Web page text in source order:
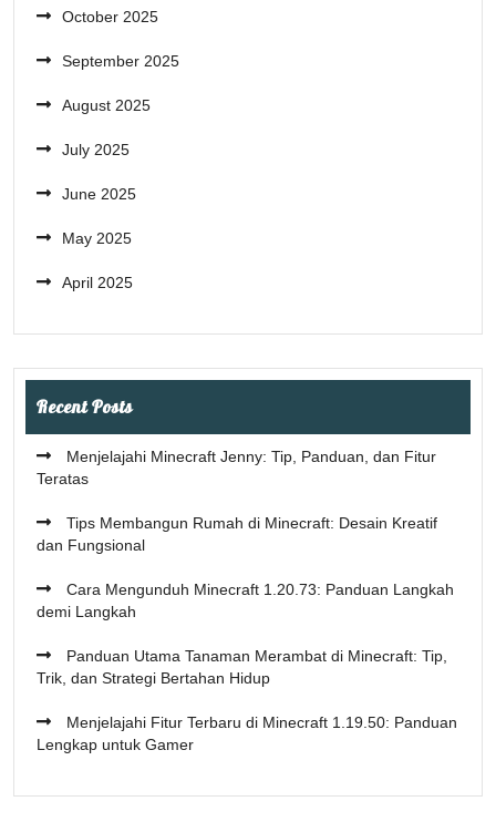
October 2025
September 2025
August 2025
July 2025
June 2025
May 2025
April 2025
Recent Posts
Menjelajahi Minecraft Jenny: Tip, Panduan, dan Fitur
Teratas
Tips Membangun Rumah di Minecraft: Desain Kreatif
dan Fungsional
Cara Mengunduh Minecraft 1.20.73: Panduan Langkah
demi Langkah
Panduan Utama Tanaman Merambat di Minecraft: Tip,
Trik, dan Strategi Bertahan Hidup
Menjelajahi Fitur Terbaru di Minecraft 1.19.50: Panduan
Lengkap untuk Gamer